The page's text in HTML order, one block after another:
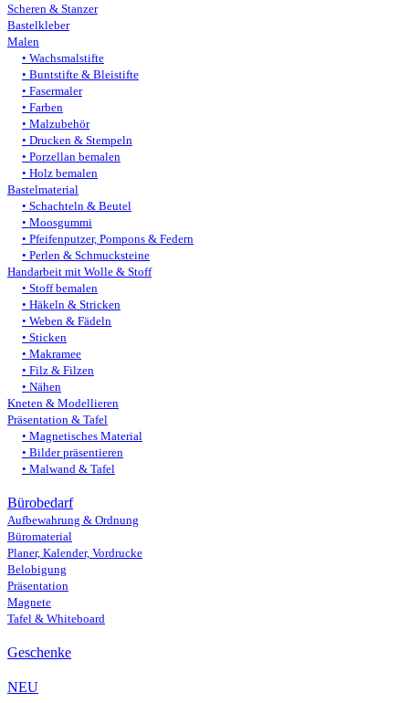
Scheren & Stanzer
Bastelkleber
Malen
Wachsmalstifte
Buntstifte & Bleistifte
Fasermaler
Farben
Malzubehör
Drucken & Stempeln
Porzellan bemalen
Holz bemalen
Bastelmaterial
Schachteln & Beutel
Moosgummi
Pfeifenputzer, Pompons & Federn
Perlen & Schmucksteine
Handarbeit mit Wolle & Stoff
Stoff bemalen
Häkeln & Stricken
Weben & Fädeln
Sticken
Makramee
Filz & Filzen
Nähen
Kneten & Modellieren
Präsentation & Tafel
Magnetisches Material
Bilder präsentieren
Malwand & Tafel
Bürobedarf
Aufbewahrung & Ordnung
Büromaterial
Planer, Kalender, Vordrucke
Belobigung
Präsentation
Magnete
Tafel & Whiteboard
Geschenke
NEU